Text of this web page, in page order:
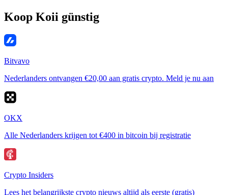
Koop Koii günstig
Bitvavo
Nederlanders ontvangen €20,00 aan gratis crypto. Meld je nu aan
OKX
Alle Nederlanders krijgen tot €400 in bitcoin bij registratie
Crypto Insiders
Lees het belangrijkste crypto nieuws altijd als eerste (gratis)